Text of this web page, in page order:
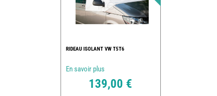
RIDEAU ISOLANT VW T5T6
En savoir plus
139,00 €